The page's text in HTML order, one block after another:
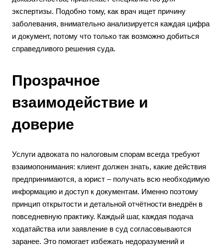
экспертизы. Подобно тому, как врач ищет причину
заболевания, внимательно анализируется каждая цифра
и документ, потому что только так возможно добиться
справедливого решения суда.
Прозрачное
взаимодействие и
доверие
Услуги адвоката по налоговым спорам всегда требуют
взаимопонимания: клиент должен знать, какие действия
предпринимаются, а юрист – получать всю необходимую
информацию и доступ к документам. Именно поэтому
принцип открытости и детальной отчётности внедрён в
повседневную практику. Каждый шаг, каждая подача
ходатайства или заявление в суд согласовываются
заранее. Это помогает избежать недоразумений и